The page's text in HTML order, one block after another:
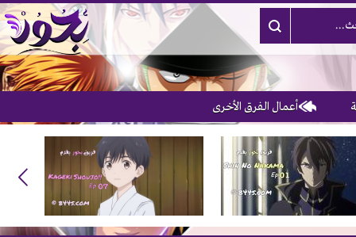
أعمال الفرق الأخرى